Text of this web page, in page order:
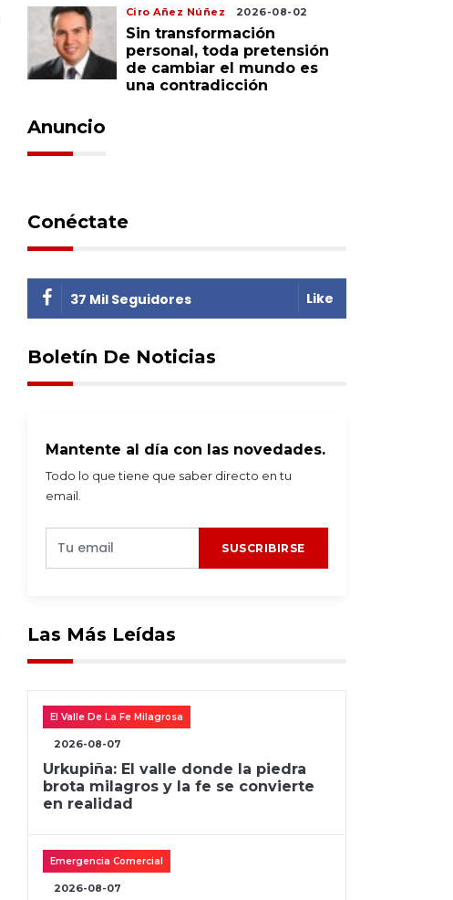
Ciro Añez Núñez 2026-08-02
Sin transformación
personal, toda pretensión
de cambiar el mundo es
una contradicción
Anuncio
Conéctate
37 Mil Seguidores Like
Boletín De Noticias
Mantente al día con las novedades.
Todo lo que tiene que saber directo en tu
email.
SUSCRIBIRSE
Las Más Leídas
El Valle De La Fe Milagrosa
2026-08-07
Urkupiña: El valle donde la piedra
brota milagros y la fe se convierte
en realidad
Emergencia Comercial
2026-08-07